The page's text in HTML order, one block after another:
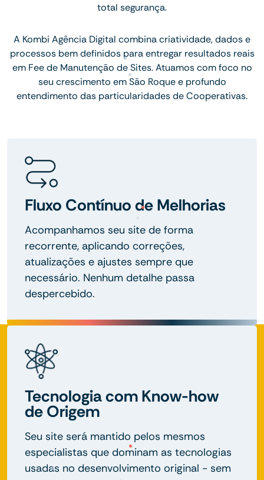
total segurança.
A Kombi Agência Digital combina criatividade, dados e
processos bem definidos para entregar resultados reais
em Fee de Manutenção de Sites. Atuamos com foco no
seu crescimento em São Roque e profundo
entendimento das particularidades de Cooperativas.
Fluxo Contínuo de Melhorias
Acompanhamos seu site de forma
recorrente, aplicando correções,
atualizações e ajustes sempre que
necessário. Nenhum detalhe passa
despercebido.
Tecnologia com Know-how
de Origem
Seu site será mantido pelos mesmos
especialistas que dominam as tecnologias
usadas no desenvolvimento original - sem